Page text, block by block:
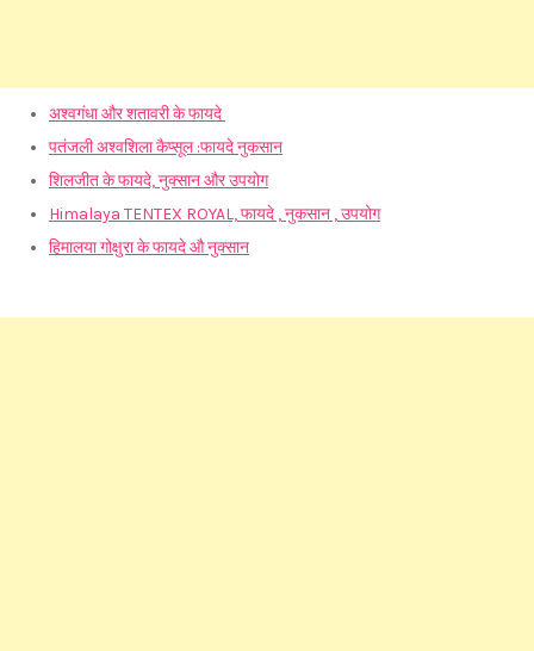
अश्वगंधा और शतावरी के फायदे
पतंजली अश्वशिला कैप्सूल :फायदे नुकसान
शिलजीत के फायदे, नुक्सान और उपयोग
Himalaya TENTEX ROYAL, फायदे , नुकसान , उपयोग
हिमालया गोक्षुरा के फायदे औ नुक्सान